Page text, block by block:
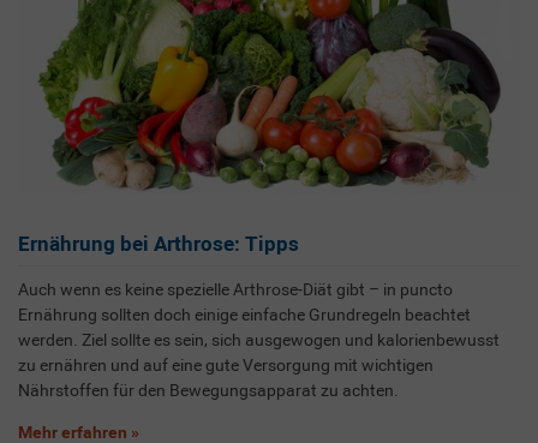
Ernährung bei Arthrose: Tipps
Auch wenn es keine spezielle Arthrose-Diät gibt – in puncto
Ernährung sollten doch einige einfache Grundregeln beachtet
werden. Ziel sollte es sein, sich ausgewogen und kalorienbewusst
zu ernähren und auf eine gute Versorgung mit wichtigen
Nährstoffen für den Bewegungsapparat zu achten.
Mehr erfahren